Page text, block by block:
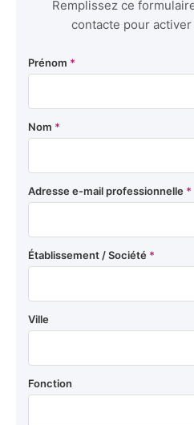
Remplissez ce
contacte pour
Prénom *
Nom *
Adresse e-mail professionnelle *
Établissement / Société *
Ville
Fonction